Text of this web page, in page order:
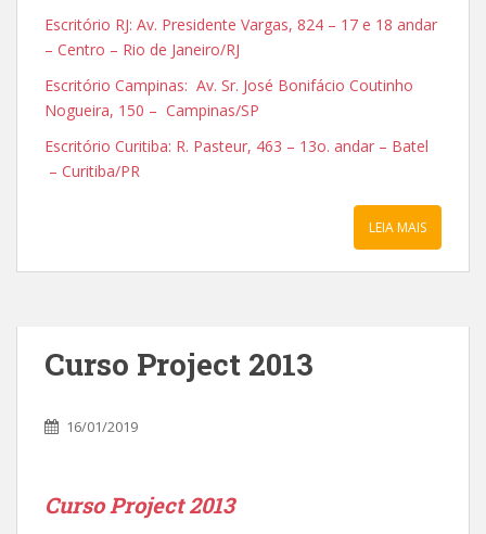
Escritório RJ: Av. Presidente Vargas, 824 – 17 e 18 andar
– Centro – Rio de Janeiro/RJ
Escritório Campinas: Av. Sr. José Bonifácio Coutinho
Nogueira, 150 – Campinas/SP
Escritório Curitiba: R. Pasteur, 463 – 13o. andar – Batel
– Curitiba/PR
LEIA MAIS
Curso Project 2013
16/01/2019
Curso Project 2013